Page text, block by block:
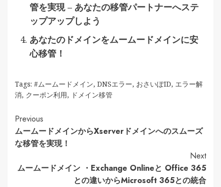
管を実現 – あなたの移管パートナーへステ
ップアップしよう
あなたのドメインをムームードメインに安
心移管！
Tags: #ムームードメイン, DNSエラー, おさいぽID, エラー解
消, クーポン利用, ドメイン移管
Continue
Reading
Previous
ムームードメインからXserverドメインへのスムーズ
な移管を実現！
Next
ムームードメイン ・Exchange Onlineと Office 365
との違いからMicrosoft 365との統合